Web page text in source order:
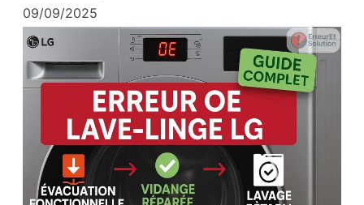
09/09/2025